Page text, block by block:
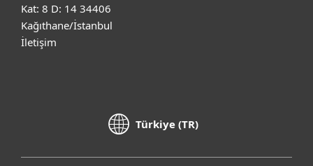
Kat: 8 D: 14 34406
Kağıthane/İstanbul
İletişim
Türkiye (TR)